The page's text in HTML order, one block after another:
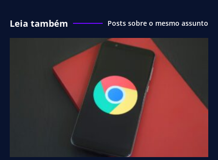
Leia também Posts sobre o mesmo assunto